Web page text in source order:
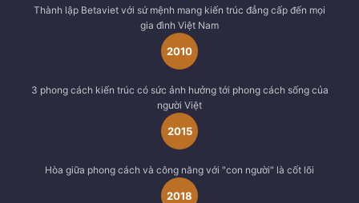
Thành lập Betaviet với sứ mệnh mang kiến trúc đẳng cấp đến mọi
gia đình Việt Nam
2010
3 phong cách kiến trúc có sức ảnh hưởng tới phong cách sống của
người Việt
2015
Hòa giữa phong cách và công năng với "con người" là cốt lõi
2018